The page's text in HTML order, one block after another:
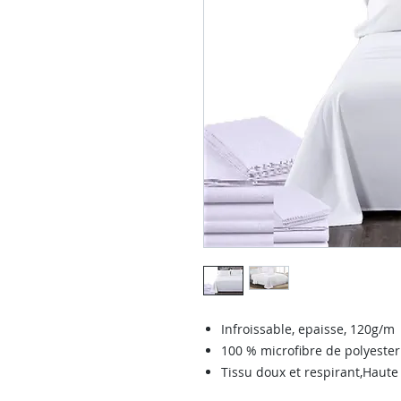
Infroissable, epaisse, 120g/m
100 % microfibre de
Tissu doux et